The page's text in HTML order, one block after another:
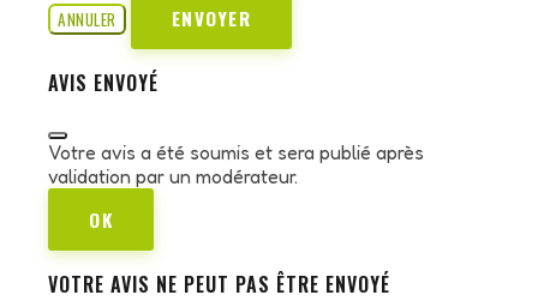
ANNULER ENVOYER
AVIS ENVOYÉ
Votre avis a été soumis et sera publié après
validation par un modérateur.
OK
VOTRE AVIS NE PEUT PAS ÊTRE ENVOYÉ